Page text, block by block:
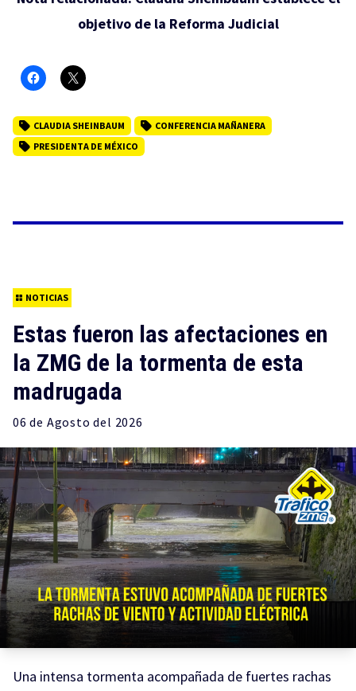
objetivo de la Reforma Judicial
CLAUDIA SHEINBAUM
CONFERENCIA MAÑANERA
PRESIDENTA DE MÉXICO
NOTICIAS
Estas fueron las afectaciones en
la ZMG de la tormenta de esta
madrugada
06 de Agosto del 2026
Una intensa tormenta acompañada de fuertes rachas